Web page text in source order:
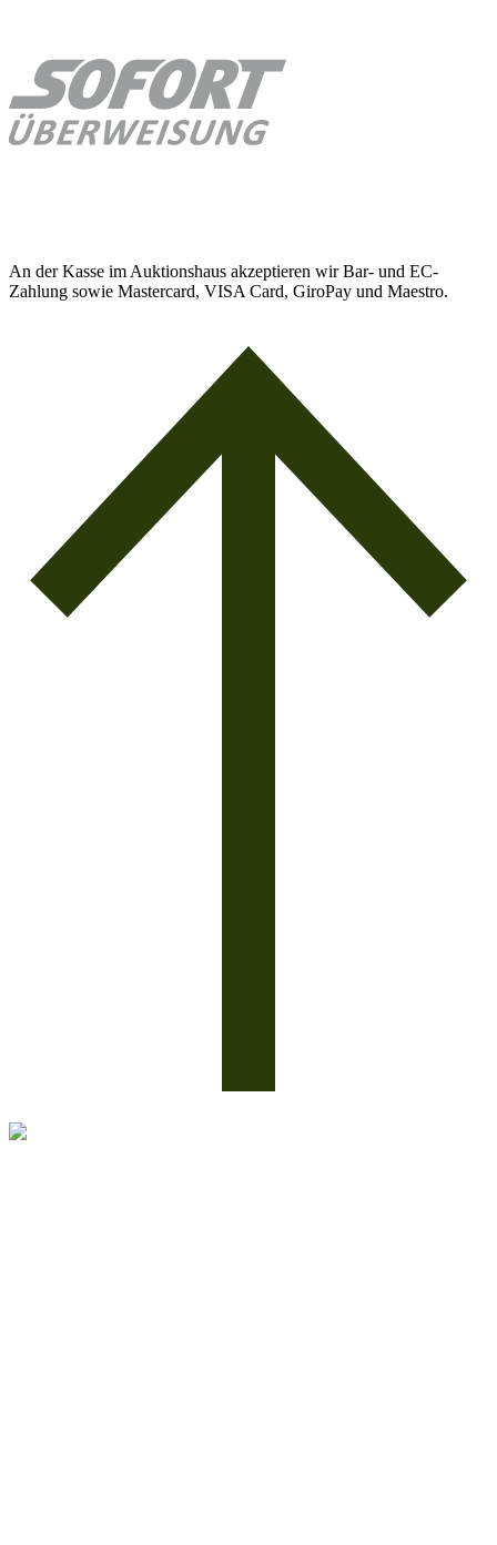
An der Kasse im Auktionshaus akzeptieren wir Bar- und EC-
Zahlung sowie Mastercard, VISA Card, GiroPay und Maestro.